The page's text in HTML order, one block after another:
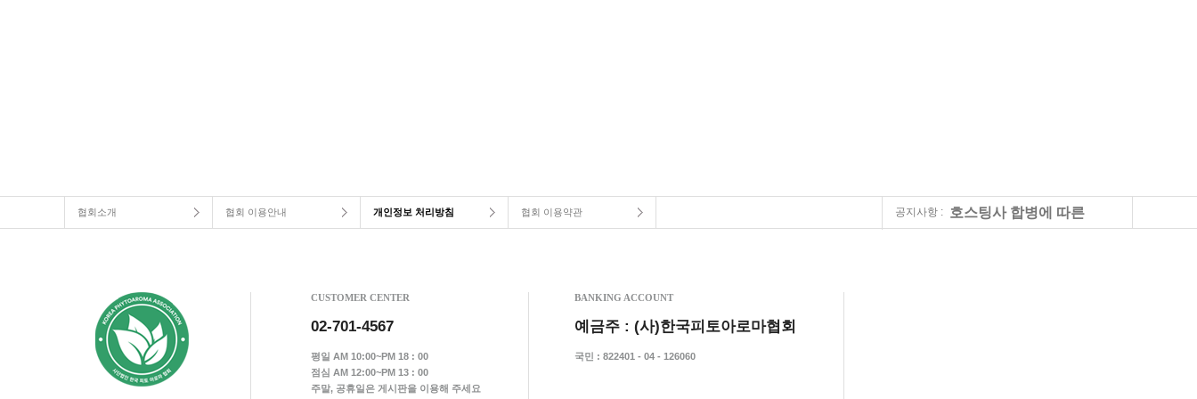
협회소개 협회 이용안내 개인정보 처리방침 협회 이용약관 공지사항 : 호스팅사 합병에 따른
CUSTOMER CENTER
02-701-4567
평일 AM 10:00~PM 18 : 00
점심 AM 12:00~PM 13 : 00
주말, 공휴일은 게시판을 이용해 주세요
BANKING ACCOUNT
예금주 : (사)한국피토아로마협회
국민 : 822401 - 04 - 126060